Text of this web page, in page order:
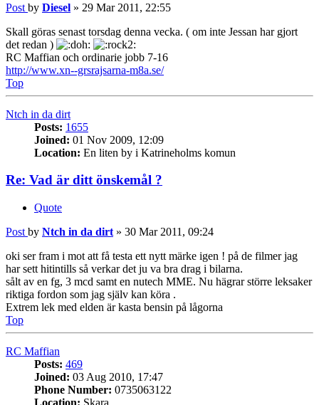
Post by Diesel » 29 Mar 2011, 22:55
Skall göras senast torsdag denna vecka. ( om inte Jessan har gjort
det redan )
RC Maffian och ordinarie jobb 7-16
http://www.xn--grsrajsarna-m8a.se/
Top
Ntch in da dirt
Posts: 1655
Joined: 01 Nov 2009, 12:09
Location: En liten by i Katrineholms komun
Re: Vad är ditt önskemål ?
Quote
Post by Ntch in da dirt » 30 Mar 2011, 09:24
oki ser fram i mot att få testa ett nytt märke igen ! på de filmer jag
har sett hitintills så verkar det ju va bra drag i bilarna.
sålt av en fg, 3 mcd samt en nutech MME. Nu hägrar större leksaker
riktiga fordon som jag själv kan köra .
Extrem lek med elden är kasta bensin på lågorna
Top
RC Maffian
Posts: 469
Joined: 03 Aug 2010, 17:47
Phone Number: 0735063122
Location: Skara